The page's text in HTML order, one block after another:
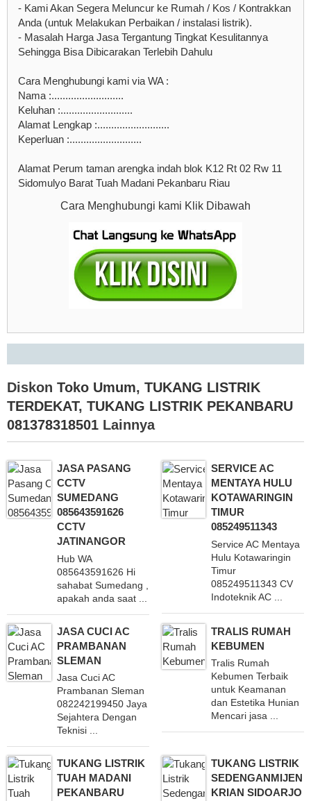
- Kami Akan Segera Meluncur ke Rumah / Kos / Kontrakkan
Anda (untuk Melakukan Perbaikan / instalasi listrik).
- Masalah Harga Jasa Tergantung Tingkat Kesulitannya
Sehingga Bisa Dibicarakan Terlebih Dahulu
Cara Menghubungi kami via WA :
Nama :..........................
Keluhan :..........................
Alamat Lengkap :..........................
Keperluan :..........................
Alamat Perum taman arengka indah blok K12 Rt 02 Rw 11
Sidomulyo Barat Tuah Madani Pekanbaru Riau
Cara Menghubungi kami Klik Dibawah
Diskon Toko Umum, TUKANG LISTRIK
TERDEKAT, TUKANG LISTRIK PEKANBARU
081378318501 Lainnya
JASA PASANG
CCTV
SUMEDANG
085643591626
CCTV
JATINANGOR
Hub WA
085643591626 Hi
sahabat Sumedang ,
apakah anda saat ...
SERVICE AC
MENTAYA HULU
KOTAWARINGIN
TIMUR
085249511343
Service AC Mentaya
Hulu Kotawaringin
Timur
085249511343 CV
Indoteknik AC ...
JASA CUCI AC
PRAMBANAN
SLEMAN
Jasa Cuci AC
Prambanan Sleman
082242199450 Jaya
Sejahtera Dengan
Teknisi ...
TRALIS RUMAH
KEBUMEN
Tralis Rumah
Kebumen Terbaik
untuk Keamanan
dan Estetika Hunian
Mencari jasa ...
TUKANG LISTRIK
TUAH MADANI
PEKANBARU
TUKANG LISTRIK
SEDENGANMIJEN
KRIAN SIDOARJO